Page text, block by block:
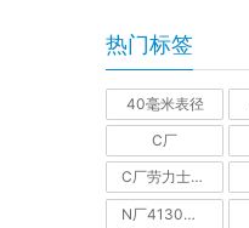
热门标签
40毫米表径
C厂
C厂劳力士水鬼
N厂4130机芯迪通拿